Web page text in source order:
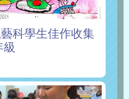
科學生佳作收集
級